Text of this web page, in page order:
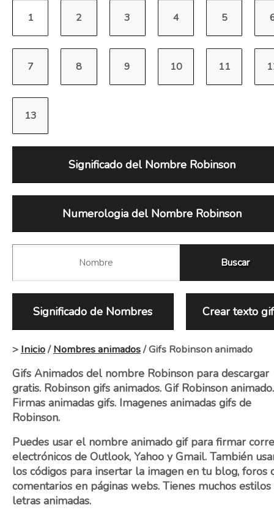
Significado del Nombre Robinson
Numerologia del Nombre Robinson
Significado de Nombres Crear texto gif
> Inicio/Nombres animados/ Gifs Robinson animado
Gifs Animados del nombre Robinson para descargar
gratis. Robinson gifs animados. Gif Robinson animado.
Firmas animadas gifs. Imagenes animadas gifs de
Robinson.
Puedes usar el nombre animado gif para firmar
electrónicos de Outlook, Yahoo y Gmail. También
los códigos para insertar la imagen en tu blog, foros
comentarios en páginas webs. Tienes muchos estilos
letras animadas.